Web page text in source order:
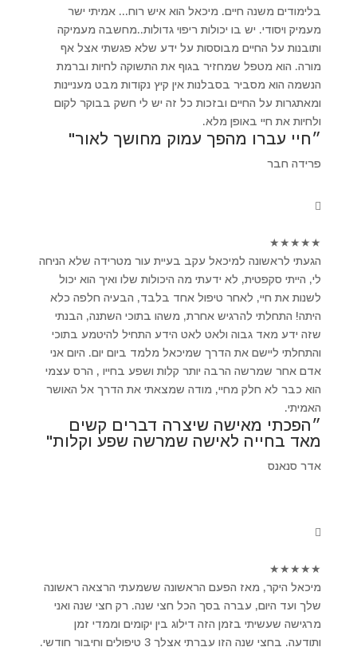
בלימודים משנה חיים. מיכאל הוא איש רוח... אמיתי ישר
מעמיק ויסודי. יש בו יכולות ריפוי גדולות..מחשבה מעמיקה
ותובנות על החיים מבוססות על ידע שלא פגשתי אצל אף
מורה. הוא מטפל שמחזיר בגוף את התשוקה לחיות וברמת
הנשמה הוא מסביר בסבלנות אין קיץ נקודות מבט מעניינות
ומאתגרות על החיים ובזכות כל זה יש לי חשק בבוקר לקום
ולחיות את חיי באופן מלא.
״חיי עברו מהפך עמוק מחושך לאור"
פרידה חבר
★
★
★
★
★
הגעתי לראשונה למיכאל עקב בעיית עור מטרידה שלא הניחה
לי, הייתי סקפטית, לא ידעתי מה היכולות שלו ואיך הוא יכול
לשנות את חיי, לאחר טיפול אחד בלבד, הבעיה חלפה כלא
היתה! התחלתי להרגיש אחרת, משהו בתוכי השתנה, הבנתי
שזה ידע מאד גבוה ולאט לאט הידע התחיל להיטמע בתוכי
והתחלתי ליישם את הדרך שמיכאל מלמד ביום יום. היום אני
אדם אחר שמרשה הרבה יותר קלות ושפע בחייו , הרס עצמי
הוא כבר לא חלק מחיי, מודה שמצאתי את הדרך אל האושר
האמיתי.
״הפכתי מאישה שיצרה דברים קשים
מאד בחייה לאישה שמרשה שפע וקלות"
אדר סנאנס
★
★
★
★
★
מיכאל היקר, מאז הפעם הראשונה ששמעתי הרצאה ראשונה
שלך ועד היום, עברה בסך הכל חצי שנה. רק חצי שנה ואני
מרגישה שעשיתי בזמן הזה דילוג בין יקומים וממדי זמן
ותודעה. בחצי שנה הזו עברתי אצלך 3 טיפולים וחיבור חודשי.